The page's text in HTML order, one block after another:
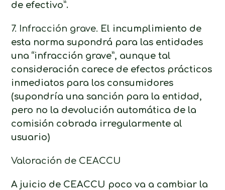
de efectivo”.
7. Infracción grave. El incumplimiento de
esta norma supondrá para las entidades
una “infracción grave”, aunque tal
consideración carece de efectos prácticos
inmediatos para los consumidores
(supondría una sanción para la entidad,
pero no la devolución automática de la
comisión cobrada irregularmente al
usuario)
Valoración de CEACCU
A juicio de CEACCU poco va a cambiar la